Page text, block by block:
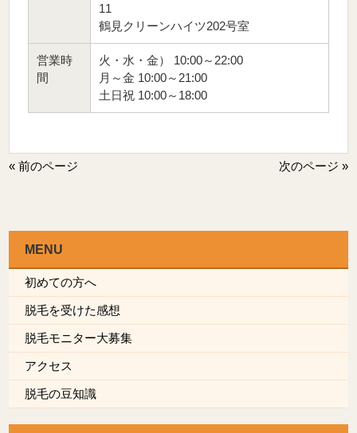
11
鶴見クリーンハイツ202号室
営業時
間
火・水・金） 10:00～22:00
月～金 10:00～21:00
土日祝 10:00～18:00
« 前のページ 次のページ »
MENU
初めての方へ
脱毛を受けた感想
脱毛モニター大募集
アクセス
脱毛の豆知識